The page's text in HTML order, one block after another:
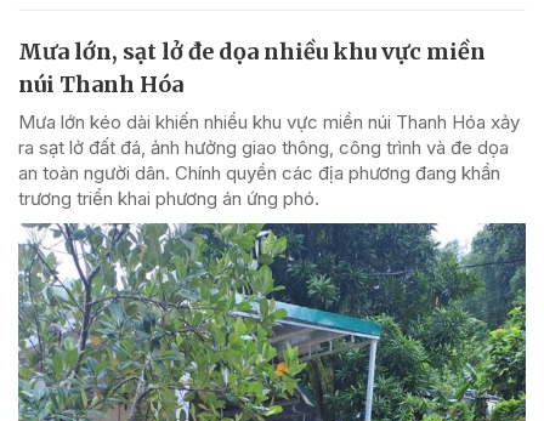
Mưa lớn, sạt lở đe dọa nhiều khu vực miền
núi Thanh Hóa
Mưa lớn kéo dài khiến nhiều khu vực miền núi Thanh Hóa xảy
ra sạt lở đất đá, ảnh hưởng giao thông, công trình và đe dọa
an toàn người dân. Chính quyền các địa phương đang khẩn
trương triển khai phương án ứng phó.